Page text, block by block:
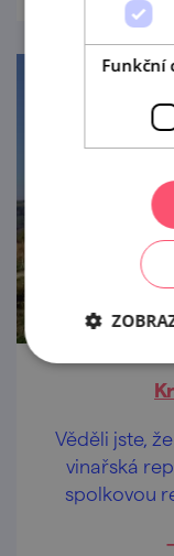
Věděli jste,
vinařská
spolkovou
Funkční